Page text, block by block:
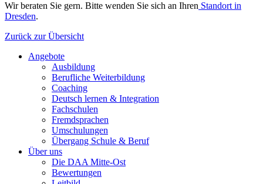
Wir beraten Sie gern. Bitte wenden Sie sich an Ihren Standort in
Dresden.
Zurück zur Übersicht
Angebote
Ausbildung
Berufliche Weiterbildung
Coaching
Deutsch lernen & Integration
Fachschulen
Fremdsprachen
Umschulungen
Übergang Schule & Beruf
Über uns
Die DAA Mitte-Ost
Bewertungen